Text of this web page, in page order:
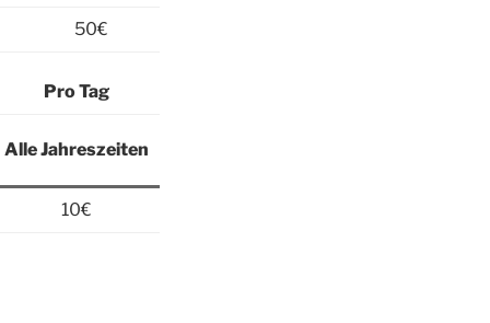
50€
Pro Tag
Alle Jahreszeiten
10€